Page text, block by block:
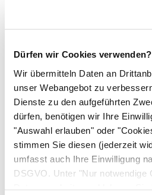
Dürfen wir Cookies verwenden?
Wir übermitteln Daten an
unser Webangebot zu
Dienste zu den aufgeführten
dürfen, benötigen wir Ihre
"Auswahl erlauben" oder
stimmen Sie diesen (jederzeit
umfasst auch Ihre Einwilligung
DSGVO. Unter "Nur notwendige
erschlossenen Malaria-
Versorgung.
Für Kinder gibt es auch
jedoch noch nicht
Kindern > 5 Monaten in
Endemiegebieten die hohe
Krankheitsverläufe
4 Jahren und Erwachsene
empfohlen.